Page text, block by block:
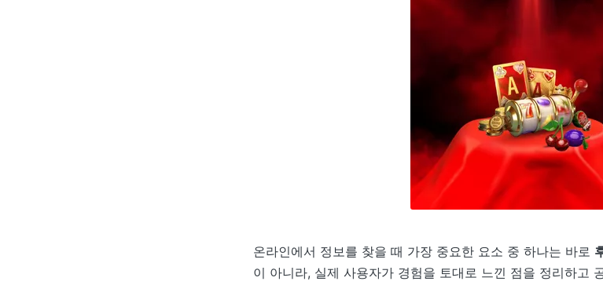
온라인에서 정보를 찾을 때 가장 중요한 요소 중 하나는 바로
이 아니라, 실제 사용자가 경험을 토대로 느낀 점을 정리하고